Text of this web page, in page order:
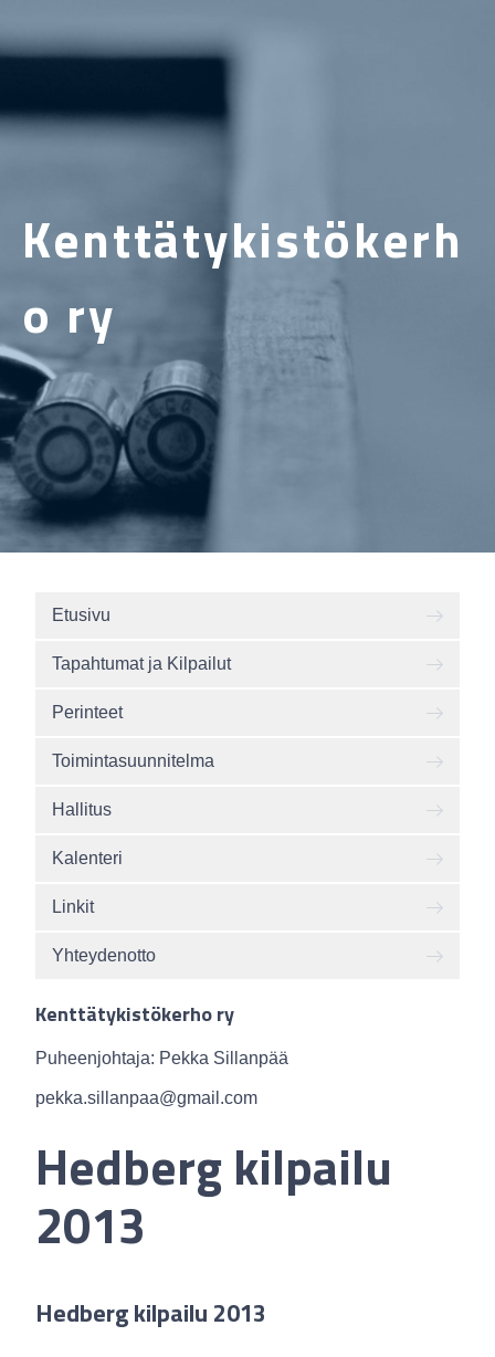
Kenttätykistökerh
o ry
Etusivu
Tapahtumat ja Kilpailut
Perinteet
Toimintasuunnitelma
Hallitus
Kalenteri
Linkit
Yhteydenotto
Kenttätykistökerho ry
Puheenjohtaja: Pekka Sillanpää
pekka.sillanpaa@gmail.com
Hedberg kilpailu
2013
Hedberg kilpailu 2013